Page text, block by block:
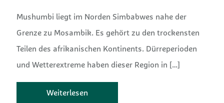
Mushumbi liegt im Norden Simbabwes nahe der
Grenze zu Mosambik. Es gehört zu den trockensten
Teilen des afrikanischen Kontinents. Dürreperioden
und Wetterextreme haben dieser Region in […]
Weiterlesen